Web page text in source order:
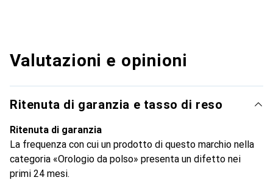
Valutazioni e opinioni
Ritenuta di garanzia e tasso di reso
Ritenuta di garanzia
La frequenza con cui un prodotto di questo marchio nella
categoria «Orologio da polso» presenta un difetto nei
primi 24 mesi.